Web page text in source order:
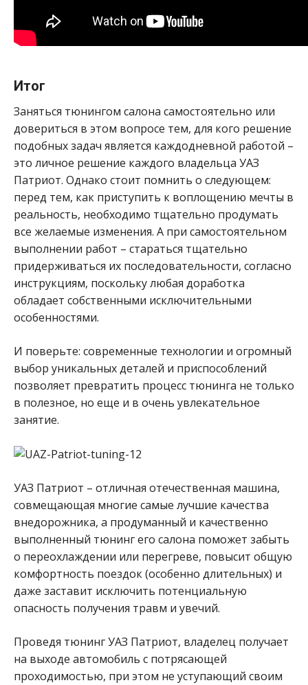
Итог
Заняться тюнингом салона самостоятельно или
довериться в этом вопросе тем, для кого решение
подобных задач является каждодневной работой –
это личное решение каждого владельца УАЗ
Патриот. Однако стоит помнить о следующем:
перед тем, как приступить к воплощению мечты в
реальность, необходимо тщательно продумать
все желаемые изменения. А при самостоятельном
выполнении работ – стараться тщательно
придерживаться их последовательности, согласно
инструкциям, поскольку любая доработка
обладает собственными исключительными
особенностями.
И поверьте: современные технологии и огромный
выбор уникальных деталей и приспособлений
позволяет превратить процесс тюнинга не только
в полезное, но еще и в очень увлекательное
занятие.
УАЗ Патриот – отличная отечественная машина,
совмещающая многие самые лучшие качества
внедорожника, а продуманный и качественно
выполненный тюнинг его салона поможет забыть
о переохлаждении или перегреве, повысит общую
комфортность поездок (особенно длительных) и
даже заставит исключить потенциальную
опасность получения травм и увечий.
Проведя тюнинг УАЗ Патриот, владелец получает
на выходе автомобиль с потрясающей
проходимостью, при этом не уступающий своим